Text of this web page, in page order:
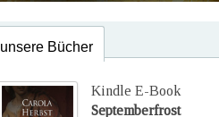
unsere Bücher
Kindle E-Book
Septemberfrost